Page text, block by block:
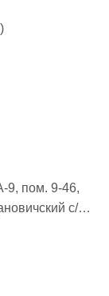
9, пом. 9-46,
с/с,